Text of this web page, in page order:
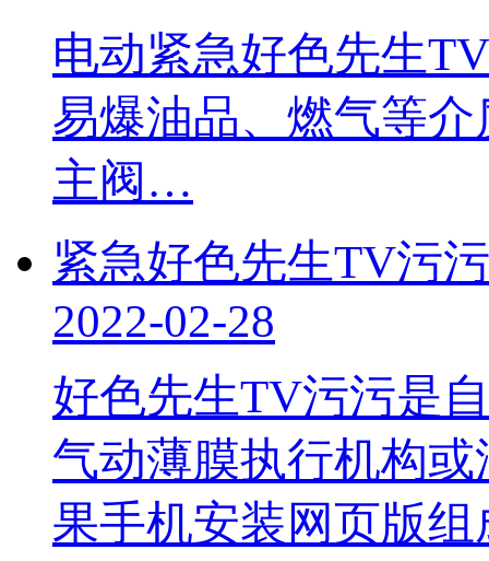
电动紧急好色先生TV
易爆油品、燃气等介
主阀…
紧急好色先生TV污
2022-02-28
好色先生TV污污是
气动薄膜执行机构
果手机安装网页版组